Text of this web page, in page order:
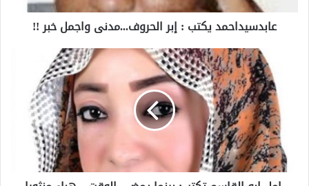
عابدسيداحمد يكتب : إبر الحروف...مدنى واجمل خبر !!